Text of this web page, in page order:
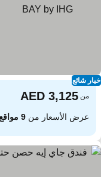
شائع
من
عرض الأسعار من9 مواقع